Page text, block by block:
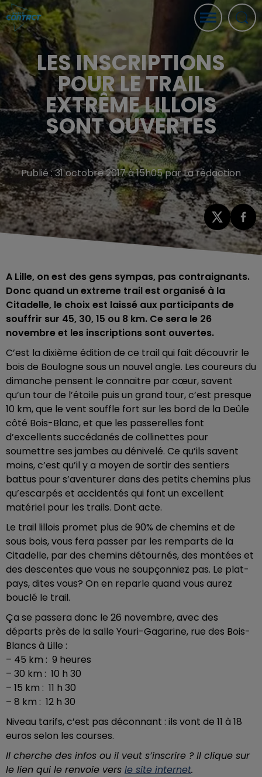
LES INSCRIPTIONS
POUR LE TRAIL
EXTRÊME LILLOIS
SONT OUVERTES
Publié : 31 octobre 2017 à 15h05 par La rédaction
A Lille, on est des gens sympas, pas contraignants.
Donc quand un extreme trail est organisé à la
Citadelle, le choix est laissé aux participants de
souffrir sur 45, 30, 15 ou 8 km. Ce sera le 26
novembre et les inscriptions sont ouvertes.
C’est la dixième édition de ce trail qui fait découvrir le
bois de Boulogne sous un nouvel angle. Les coureurs du
dimanche pensent le connaitre par cœur, savent
qu’un tour de l’étoile puis un grand tour, c’est presque
10 km, que le vent souffle fort sur les bord de la Deûle
côté Bois-Blanc, et que les passerelles font
d’excellents succédanés de collinettes pour
soumettre ses jambes au dénivelé. Ce qu’ils savent
moins, c’est qu’il y a moyen de sortir des sentiers
battus pour s’aventurer dans des petits chemins plus
qu’escarpés et accidentés qui font un excellent
matériel pour les trails. Dont acte.
Le trail lillois promet plus de 90% de chemins et de
sous bois, vous fera passer par les remparts de la
Citadelle, par des chemins détournés, des montées et
des descentes que vous ne soupçonniez pas. Le plat-
pays, dites vous? On en reparle quand vous aurez
bouclé le trail.
Ça se passera donc le 26 novembre, avec des
départs près de la salle Youri-Gagarine, rue des Bois-
Blancs à Lille :
– 45 km : 9 heures
– 30 km : 10 h 30
– 15 km : 11 h 30
– 8 km : 12 h 30
Niveau tarifs, c’est pas déconnant : ils vont de 11 à 18
euros selon les courses.
Il cherche des infos ou il veut s’inscrire ? Il clique sur
le lien qui le renvoie vers le site internet.